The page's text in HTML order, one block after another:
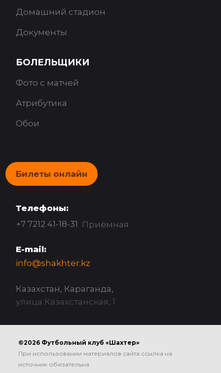
Домашний стадион
Документы
БОЛЕЛЬЩИКИ
Фото с матчей
Атрибутика
Обои
Билеты онлайн
Телефоны:
+7 7212 41-18-31 Приёмная
E-mail:
info@shakhter.kz
Казахстан, Караганда,
улица Казахстанская, 1
©2026 Футбольный клуб «Шахтер»
При использовании материалов сайта ссылка на
источник обязательна